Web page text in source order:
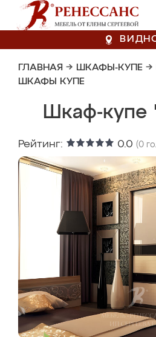
ГЛАВНАЯ → ШКАФЫ-КУПЕ →
ШКАФЫ КУПЕ
Шкаф-купе
Рейтинг: 0.0 (0